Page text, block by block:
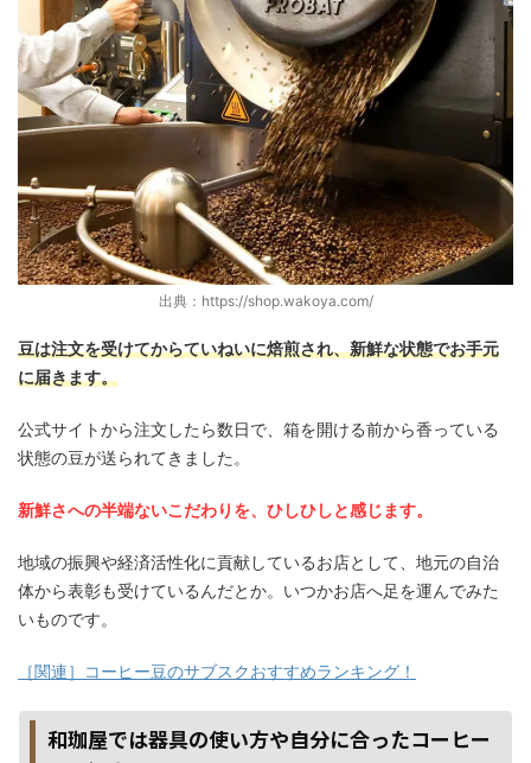
出典：https://shop.wakoya.com/
豆は注文を受けてからていねいに焙煎され、新鮮な状態でお手元
に届きます。
公式サイトから注文したら数日で、箱を開ける前から香っている
状態の豆が送られてきました。
新鮮さへの半端ないこだわりを、ひしひしと感じます。
地域の振興や経済活性化に貢献しているお店として、地元の自治
体から表彰も受けているんだとか。いつかお店へ足を運んでみた
いものです。
［関連］コーヒー豆のサブスクおすすめランキング！
和珈屋では器具の使い方や自分に合ったコーヒー